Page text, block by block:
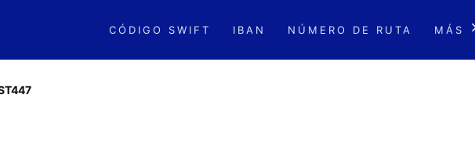
CÓDIGO SWIFT IBAN NÚMERO DE RUTA MÁS